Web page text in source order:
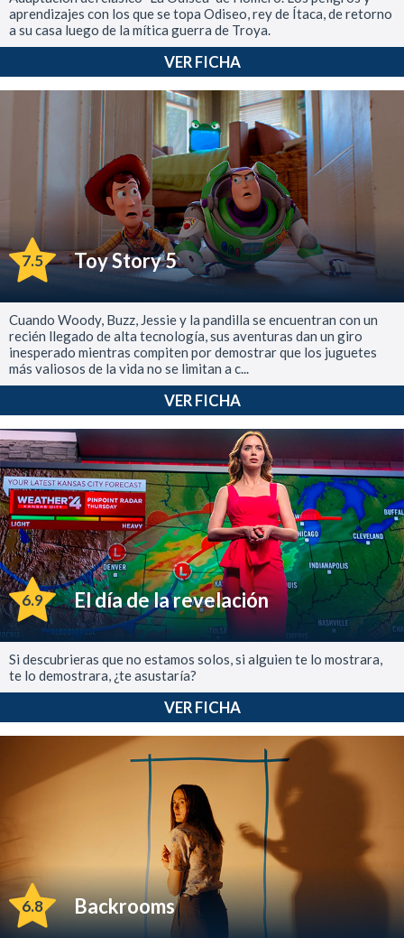
aprendizajes con los que se topa Odiseo, rey de Ítaca, de retorno
a su casa luego de la mítica guerra de Troya.
VER FICHA
7.5 Toy Story 5
Cuando Woody, Buzz, Jessie y la pandilla se encuentran con un
recién llegado de alta tecnología, sus aventuras dan un giro
inesperado mientras compiten por demostrar que los juguetes
más valiosos de la vida no se limitan a c...
VER FICHA
6.9 El día de la revelación
Si descubrieras que no estamos solos, si alguien te lo mostrara,
te lo demostrara, ¿te asustaría?
VER FICHA
6.8 Backrooms